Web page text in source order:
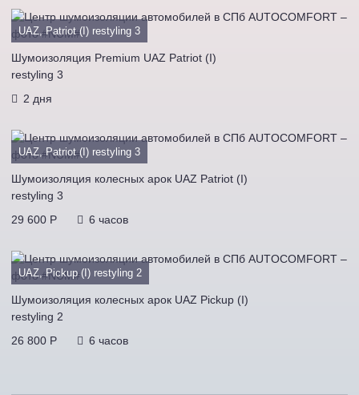
UAZ, Patriot (I) restyling 3
Шумоизоляция Premium UAZ Patriot (I)
restyling 3
2 дня
UAZ, Patriot (I) restyling 3
Шумоизоляция колесных арок UAZ Patriot (I)
restyling 3
29 600 P
6 часов
UAZ, Pickup (I) restyling 2
Шумоизоляция колесных арок UAZ Pickup (I)
restyling 2
26 800 P
6 часов